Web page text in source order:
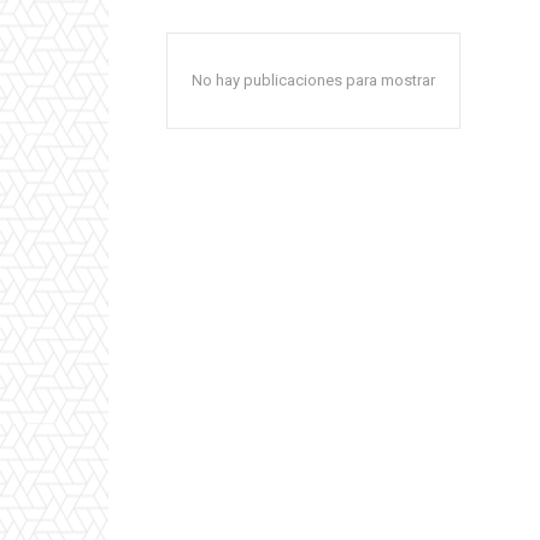
No hay publicaciones para mostrar